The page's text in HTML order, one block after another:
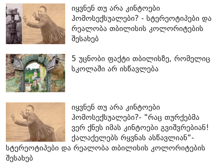
იყვნენ თუ არა კინტოები
ჰომოსექსუალები? - სტერეოტიპები და
რეალობა თბილისის კოლორიტების
შესახებ
5 უცნობი ფაქტი თბილისზე, რომელიც
სკოლაში არ ისწავლება
იყვნენ თუ არა კინტოები
ჰომოსექსუალები?- "რაც თურქებმა
ვერ ქნეს იმას კინტოები გვიშვრებიან!
ქალაქელებს რყვნას ასწავლიან"-
სტერეოტიპები და რეალობა თბილისის კოლორიტების
შესახებ